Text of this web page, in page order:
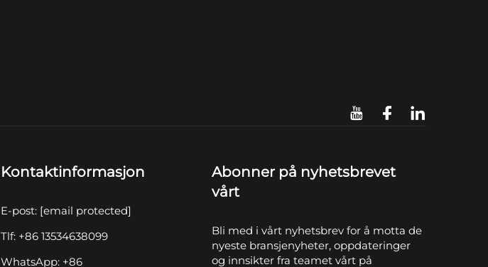
Kontaktinformasjon
E-post: [email protected]
Tlf: +86 13534638099
WhatsApp: +86
Abonner på nyhetsbrevet
vårt
Bli med i vårt nyhetsbrev for å motta de
nyeste bransjenyheter, oppdateringer
og innsikter fra teamet vårt på